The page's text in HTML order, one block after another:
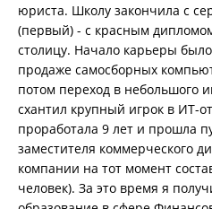
юриста. Школу закончила с
(первый) - с красным
столицу. Начало карьеры
продаже самосборных
потом переход в небольшого
схантил крупный игрок в ИТ-
проработала 9 лет и прошла
заместителя коммерческого
компании на тот момент
человек). За это время я